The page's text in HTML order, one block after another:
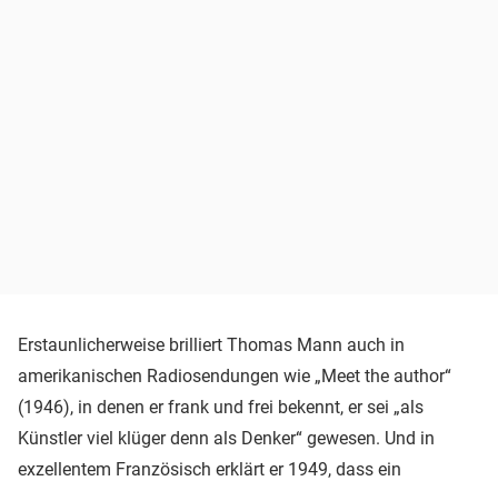
Erstaunlicherweise brilliert Thomas Mann auch in
amerikanischen Radiosendungen wie „Meet the author“
(1946), in denen er frank und frei bekennt, er sei „als
Künstler viel klüger denn als Denker“ gewesen. Und in
exzellentem Französisch erklärt er 1949, dass ein